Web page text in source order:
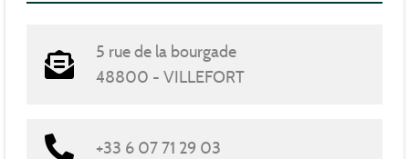
5 rue de la bourgade
48800 - VILLEFORT
+33 6 07 71 29 03